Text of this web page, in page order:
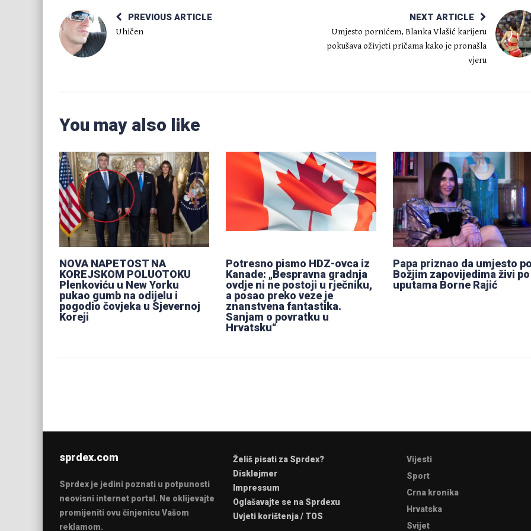
PREVIOUS ARTICLE
Uhičen
NEXT ARTICLE
Umjesto pornićem, Blanka Vlašić karijeru
pokušava oživjeti pričama kako je pronašla
vjeru
You may also like
NOVA NAPETOST NA
KOREJSKOM POLUOTOKU
Plenkoviću u New Yorku
pukao gumb na odijelu i
pogodio čovjeka u Sjevernoj
Koreji
Potresno pismo HDZ-ovca iz
Kanade: „Bespravna gradnja
ovdje ni ne postoji u rječniku,
a posao preko veze je
znanstvena fantastika.
Sanjam o povratku u
Hrvatsku“
Papa priznao da umjesto
Božjim zapovijedima živi po
uputama Borne Rajić
sprdex.com
Sprdex je jedini poznati u potpunosti
neovisni internet portal. Ne oklijevajte
promijeniti ovu činjenicu Vašom
reklamom.
Želiš pisati za Sprdex?
Disklejmer
Impressum
Oglašavajte se na Sprdexu
Uvjeti korištenja / TOS
Vijesti
Sport
Crna kronika
Hrvatska
Svijet